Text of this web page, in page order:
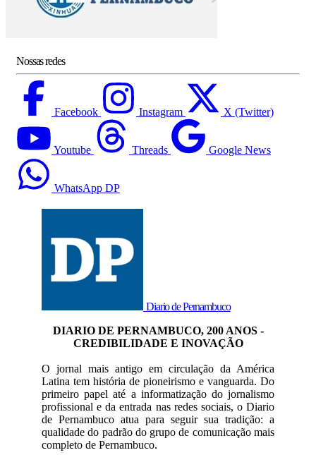
Nossas redes
Facebook Instagram X (Twitter)
Youtube Threads Google News
WhatsApp DP
Diario de Pernambuco
DIARIO DE PERNAMBUCO, 200 ANOS -
CREDIBILIDADE E INOVAÇÃO
O jornal mais antigo em circulação da América
Latina tem história de pioneirismo e vanguarda. Do
primeiro papel até a informatização do jornalismo
profissional e da entrada nas redes sociais, o Diario
de Pernambuco atua para seguir sua tradição: a
qualidade do padrão do grupo de comunicação mais
completo de Pernambuco.